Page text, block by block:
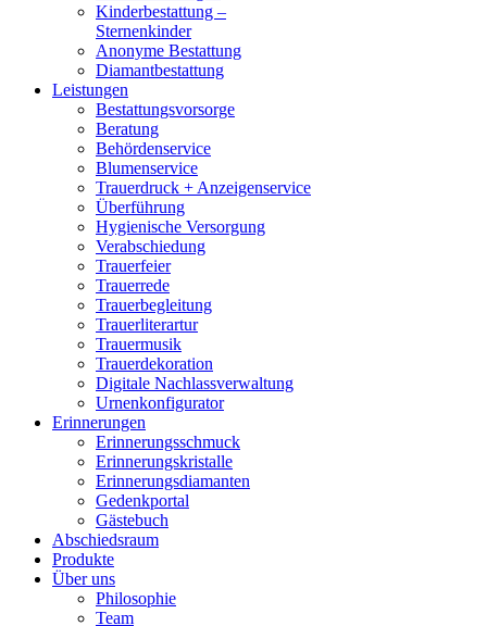
Kinderbestattung –
Sternenkinder
Anonyme Bestattung
Diamantbestattung
Leistungen
Bestattungsvorsorge
Beratung
Behördenservice
Blumenservice
Trauerdruck + Anzeigenservice
Überführung
Hygienische Versorgung
Verabschiedung
Trauerfeier
Trauerrede
Trauerbegleitung
Trauerliterartur
Trauermusik
Trauerdekoration
Digitale Nachlassverwaltung
Urnenkonfigurator
Erinnerungen
Erinnerungsschmuck
Erinnerungskristalle
Erinnerungsdiamanten
Gedenkportal
Gästebuch
Abschiedsraum
Produkte
Über uns
Philosophie
Team